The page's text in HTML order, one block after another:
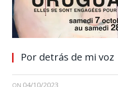
Por detrás de mi voz
04/10/2023